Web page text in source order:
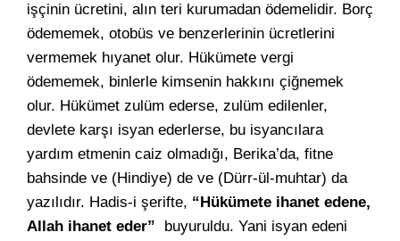
işçinin ücretini, alın teri kurumadan ödemelidir. Borç
ödememek, otobüs ve benzerlerinin ücretlerini
vermemek hıyanet olur. Hükümete vergi
ödememek, binlerle kimsenin hakkını çiğnemek
olur. Hükümet zulüm ederse, zulüm edilenler,
devlete karşı isyan ederlerse, bu isyancılara
yardım etmenin caiz olmadığı, Berika’da, fitne
bahsinde ve (Hindiye) de ve (Dürr-ül-muhtar) da
yazılıdır. Hadis-i şerifte, “Hükümete ihanet edene,
Allah ihanet eder” buyuruldu. Yani isyan edeni